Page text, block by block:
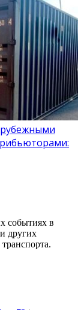
событиях в
других